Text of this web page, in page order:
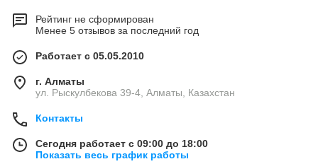
Рейтинг не сформирован
Менее 5 отзывов за последний год
Работает с 05.05.2010
г. Алматы
ул. Рыскулбекова 39-4, Алматы, Казахстан
Контакты
Сегодня работает с 09:00 до 18:00
Показать весь график работы